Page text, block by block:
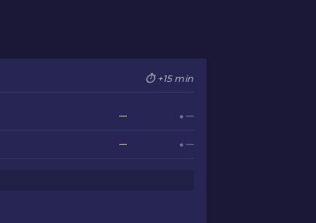
⏱ +15 min
— ● —
— ● —